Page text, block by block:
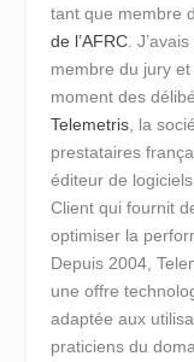
tant que membre
de l’AFRC .
membre du jury
moment des
Telemetris , la
prestataires
éditeur de
Client qui fournit
optimiser la
Depuis 2004,
une offre
adaptée aux
praticiens du